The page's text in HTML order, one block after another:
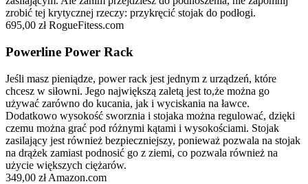
zrobić tej krytycznej rzeczy: przykręcić stojak do podłogi.
695,00 zł RogueFitess.com
Powerline Power Rack
Jeśli masz pieniądze, power rack jest jednym z urządzeń, które
chcesz w siłowni. Jego największą zaletą jest to,że można go
używać zarówno do kucania, jak i wyciskania na ławce.
Dodatkowo wysokość sworznia i stojaka można regulować, dzięki
czemu można grać pod różnymi kątami i wysokościami. Stojak
zasilający jest również bezpieczniejszy, ponieważ pozwala na stojak
na drążek zamiast podnosić go z ziemi, co pozwala również na
użycie większych ciężarów.
349,00 zł Amazon.com